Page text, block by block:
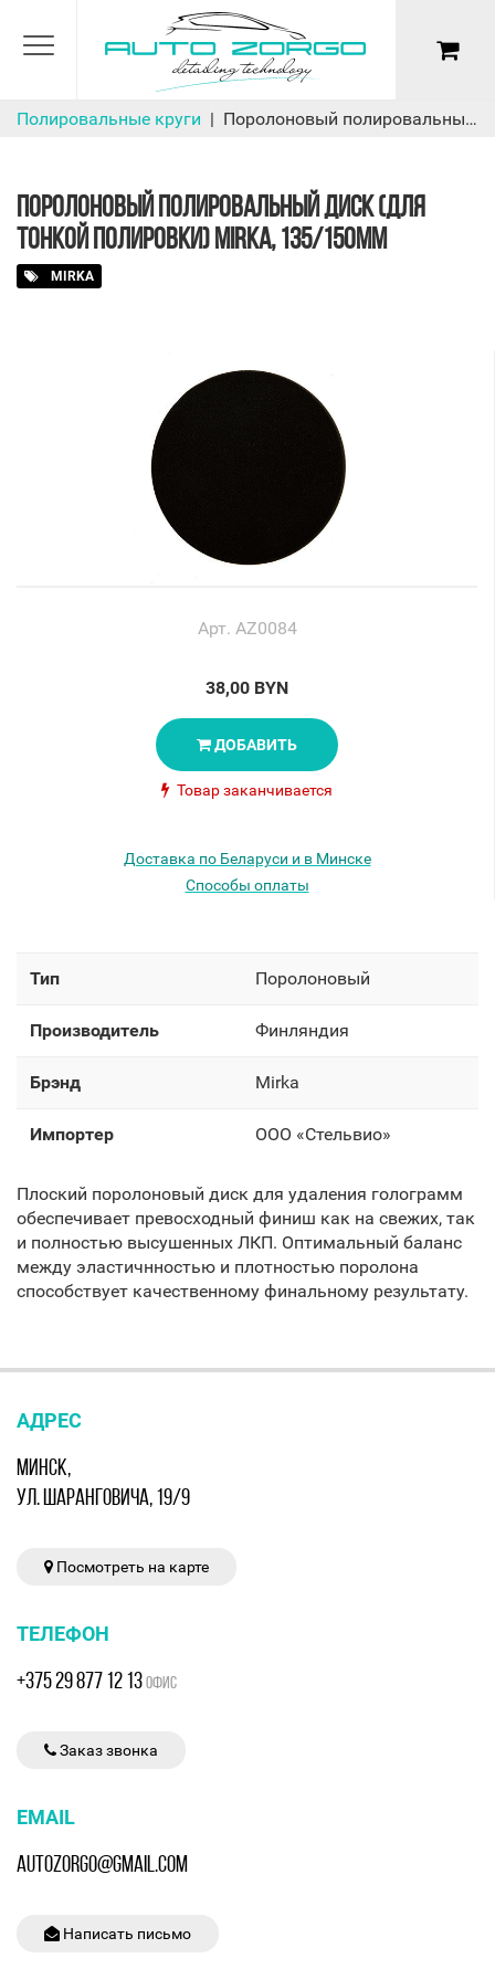
Полировальные круги Поролоновый полировальный диск (для тонкой полировки) Mirka, 135/150мм
ПОРОЛОНОВЫЙ ПОЛИРОВАЛЬНЫЙ ДИСК (ДЛЯ
ТОНКОЙ ПОЛИРОВКИ) MIRKA, 135/150ММ
MIRKA
Арт. AZ0084
38,00 BYN
ДОБАВИТЬ
Товар заканчивается
Доставка по Беларуси и в Минске
Способы оплаты
Тип Поролоновый
Производитель Финляндия
Брэнд Mirka
Импортер OOO «Стельвио»
Плоский поролоновый диск для удаления голограмм
обеспечивает превосходный финиш как на свежих, так
и полностью высушенных ЛКП. Оптимальный баланс
между эластичнностью и плотностью поролона
способствует качественному финальному результату.
АДРЕС
МИНСК,
УЛ. ШАРАНГОВИЧА, 19/9
Посмотреть на карте
ТЕЛЕФОН
+375 29 877 12 13ОФИС
Заказ звонка
EMAIL
AUTOZORGO@GMAIL.COM
Написать письмо